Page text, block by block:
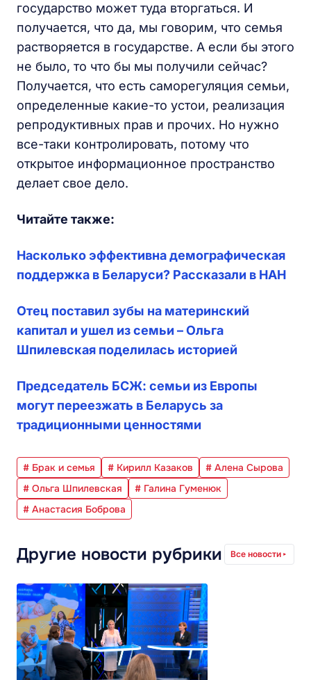
государство может туда вторгаться. И
получается, что да, мы говорим, что семья
растворяется в государстве. А если бы этого
не было, то что бы мы получили сейчас?
Получается, что есть саморегуляция семьи,
определенные какие-то устои, реализация
репродуктивных прав и прочих. Но нужно
все-таки контролировать, потому что
открытое информационное пространство
делает свое дело.
Читайте также:
Насколько эффективна демографическая
поддержка в Беларуси? Рассказали в НАН
Отец поставил зубы на материнский
капитал и ушел из семьи – Ольга
Шпилевская поделилась историей
Председатель БСЖ: семьи из Европы
могут переезжать в Беларусь за
традиционными ценностями
# Брак и семья # Кирилл Казаков
# Алена Сырова
# Ольга Шпилевская
# Галина Гуменюк
# Анастасия Боброва
Другие новости рубрики Все новости